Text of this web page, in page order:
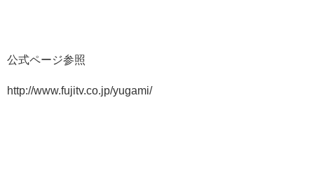
公式ページ参照
http://www.fujitv.co.jp/yugami/